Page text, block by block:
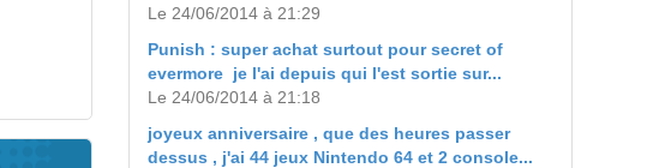
Le 24/06/2014 à 21:29
Punish : super achat surtout pour secret of
evermore je l'ai depuis qui l'est sortie sur...
Le 24/06/2014 à 21:18
joyeux anniversaire , que des heures passer
dessus , j'ai 44 jeux Nintendo 64 et 2 console...